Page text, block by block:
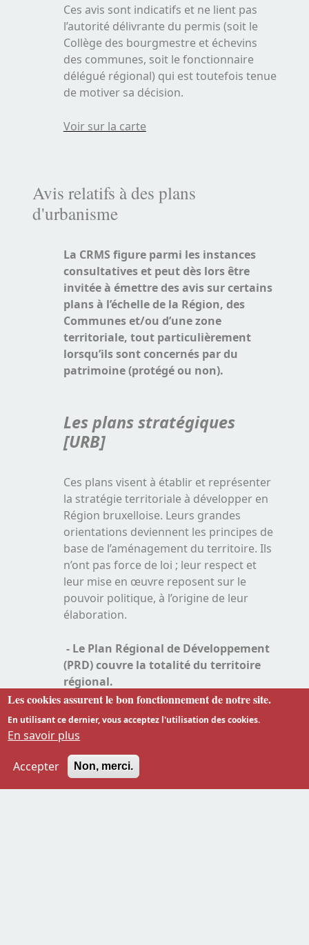
Ces avis sont indicatifs et ne lient pas
l’autorité délivrante du permis (soit le
Collège des bourgmestre et échevins
des communes, soit le fonctionnaire
délégué régional) qui est toutefois tenue
de motiver sa décision.
Voir sur la carte
Avis relatifs à des plans
d'urbanisme
La CRMS figure parmi les instances
consultatives et peut dès lors être
invitée à émettre des avis sur certains
plans à l’échelle de la Région, des
Communes et/ou d’une zone
territoriale, tout particulièrement
lorsqu’ils sont concernés par du
patrimoine (protégé ou non).
Les plans stratégiques
[URB]
Ces plans visent à établir et représenter
la stratégie territoriale à développer en
Région bruxelloise. Leurs grandes
orientations deviennent les principes de
base de l’aménagement du territoire. Ils
n’ont pas force de loi ; leur respect et
leur mise en œuvre reposent sur le
pouvoir politique, à l’origine de leur
élaboration.
- Le Plan Régional de Développement
(PRD) couvre la totalité du territoire
régional.
- Les Plans Communaux de
Développement (PCD) couvrent la
Les cookies assurent le bon fonctionnement de notre site.
En utilisant ce dernier, vous acceptez l'utilisation des cookies.
En savoir plus
Accepter Non, merci.